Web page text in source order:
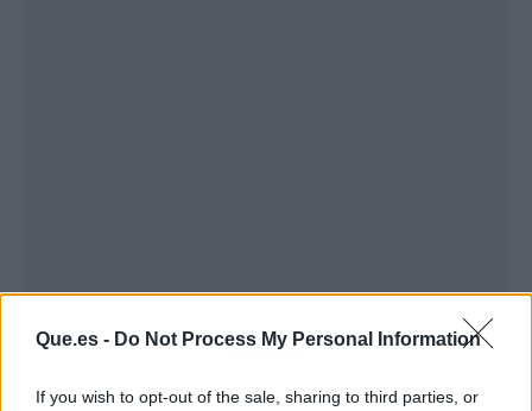
Que.es - Do Not Process My Personal Information
If you wish to opt-out of the sale, sharing to third parties, or
Publicidad